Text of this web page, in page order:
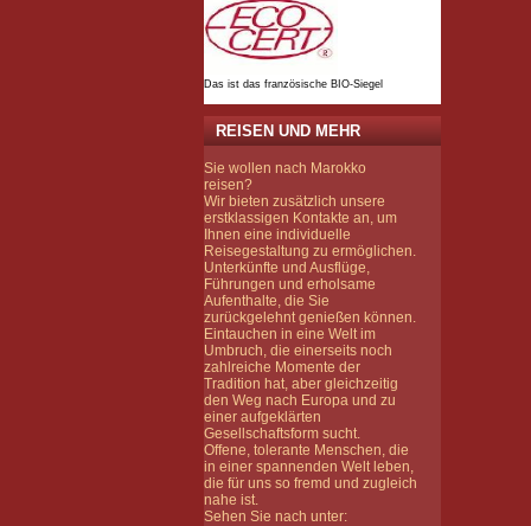
Das ist das französische BIO-Siegel
REISEN UND MEHR
Sie wollen nach Marokko
reisen?
Wir bieten zusätzlich unsere
erstklassigen Kontakte an, um
Ihnen eine individuelle
Reisegestaltung zu ermöglichen.
Unterkünfte und Ausflüge,
Führungen und erholsame
Aufenthalte, die Sie
zurückgelehnt genießen können.
Eintauchen in eine Welt im
Umbruch, die einerseits noch
zahlreiche Momente der
Tradition hat, aber gleichzeitig
den Weg nach Europa und zu
einer aufgeklärten
Gesellschaftsform sucht.
Offene, tolerante Menschen, die
in einer spannenden Welt leben,
die für uns so fremd und zugleich
nahe ist.
Sehen Sie nach unter: